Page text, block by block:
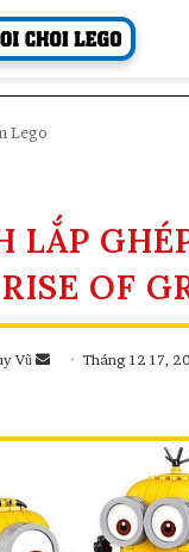
Lego
LẮP
OF
Vũ
SendTháng 12 17,